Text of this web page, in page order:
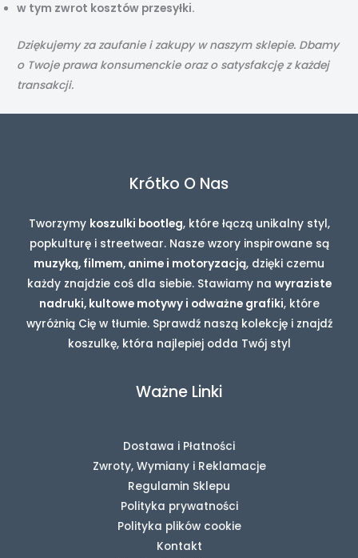
w tym zwrot kosztów przesyłki.
Dziękujemy za zaufanie i zakupy w naszym sklepie. Dbamy
o Twoje prawa konsumenckie oraz o satysfakcję z każdej
transakcji.
Krótko O Nas
Tworzymy koszulki bootleg, które łączą unikalny styl,
popkulturę i streetwear. Nasze wzory inspirowane są
muzyką, filmem, anime i motoryzacją, dzięki czemu
każdy znajdzie coś dla siebie. Stawiamy na wyraziste
nadruki, kultowe motywy i odważne grafiki, które
wyróżnią Cię w tłumie. Sprawdź naszą kolekcję i znajdź
koszulkę, która najlepiej odda Twój styl
Ważne Linki
Dostawa i Płatności
Zwroty, Wymiany i Reklamacje
Regulamin Sklepu
Polityka prywatności
Polityka plików cookie
Kontakt